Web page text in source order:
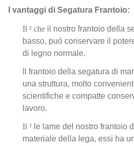
(millimetri)
Uscita (kg/h) 300-600 800-
Potere del
motore
(chilowatt)
7.5-11
Peso
(chilogrammi)
1.2*0.85*0.9
I vantaggi di Segatura Frantoio:
Il ² che il nostro frantoio della
basso, può conservare il
di legno normale.
Il frantoio della segatura di
una struttura, molto
scientifiche e compatte
lavoro.
Il ² le lame del nostro frantoio
materiale della lega, essi ha